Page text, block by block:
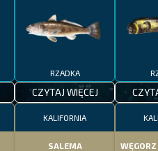
RZADKA
CZYTAJ WIĘCEJ
KALIFORNIA
SALEMA